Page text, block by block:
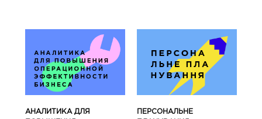
АНАЛИТИКА ДЛЯ
ПЕРСОНАЛЬНЕ